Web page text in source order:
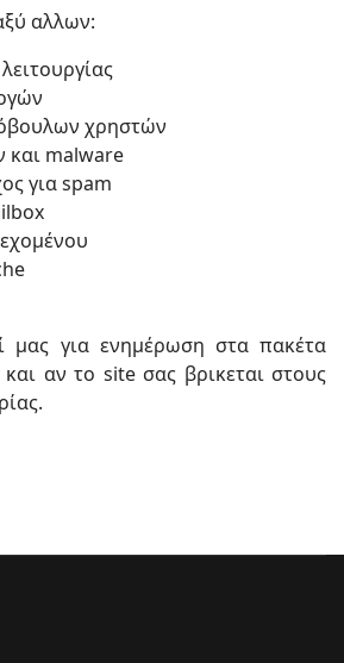
αλλων:
χρηστών
και malware
για spam
μας για ενημέρωση στα πακέτα
και αν το site σας βρικεται στους